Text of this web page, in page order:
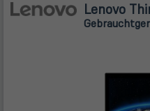
Lenovo